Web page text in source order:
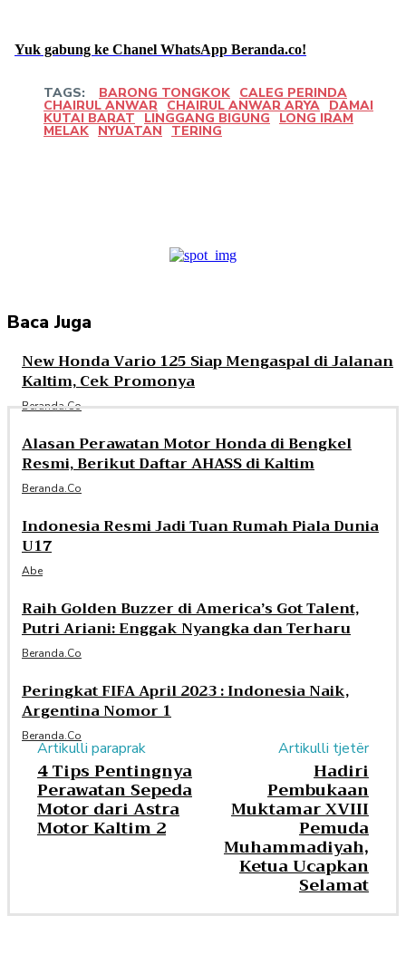
Yuk gabung ke Chanel WhatsApp Beranda.co!
TAGS: BARONG TONGKOK CALEG PERINDA
CHAIRUL ANWAR CHAIRUL ANWAR ARYA DAMAI
KUTAI BARAT LINGGANG BIGUNG LONG IRAM
MELAK NYUATAN TERING
Baca Juga
New Honda Vario 125 Siap Mengaspal di Jalanan
Kaltim, Cek Promonya
Beranda.co
Alasan Perawatan Motor Honda di Bengkel
Resmi, Berikut Daftar AHASS di Kaltim
Beranda.co
Indonesia Resmi Jadi Tuan Rumah Piala Dunia
U17
Abe
Raih Golden Buzzer di America’s Got Talent,
Putri Ariani: Enggak Nyangka dan Terharu
Beranda.co
Peringkat FIFA April 2023 : Indonesia Naik,
Argentina Nomor 1
Beranda.co
Artikulli paraprak
4 Tips Pentingnya
Perawatan Sepeda
Motor dari Astra
Motor Kaltim 2
Artikulli tjetër
Hadiri
Pembukaan
Muktamar XVIII
Pemuda
Muhammadiyah,
Ketua Ucapkan
Selamat